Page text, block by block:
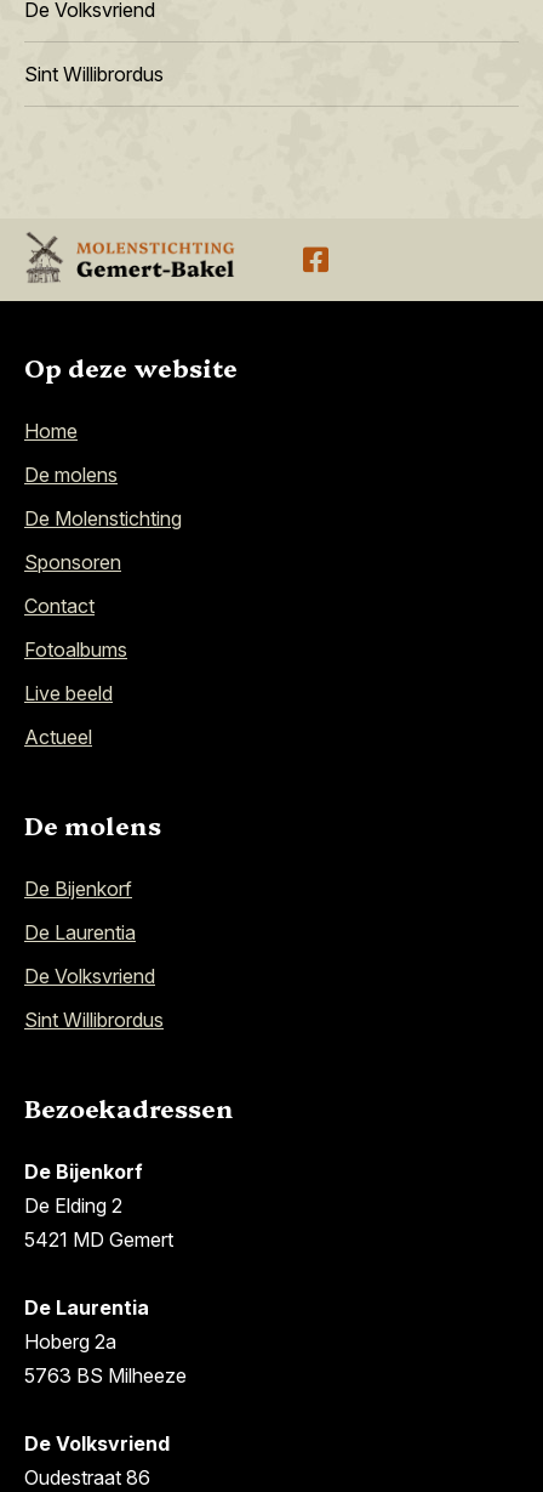
De Volksvriend
Sint Willibrordus
Op deze website
Home
De molens
De Molenstichting
Sponsoren
Contact
Fotoalbums
Live beeld
Actueel
De molens
De Bijenkorf
De Laurentia
De Volksvriend
Sint Willibrordus
Bezoekadressen
De Bijenkorf
De Elding 2
5421 MD Gemert
De Laurentia
Hoberg 2a
5763 BS Milheeze
De Volksvriend
Oudestraat 86